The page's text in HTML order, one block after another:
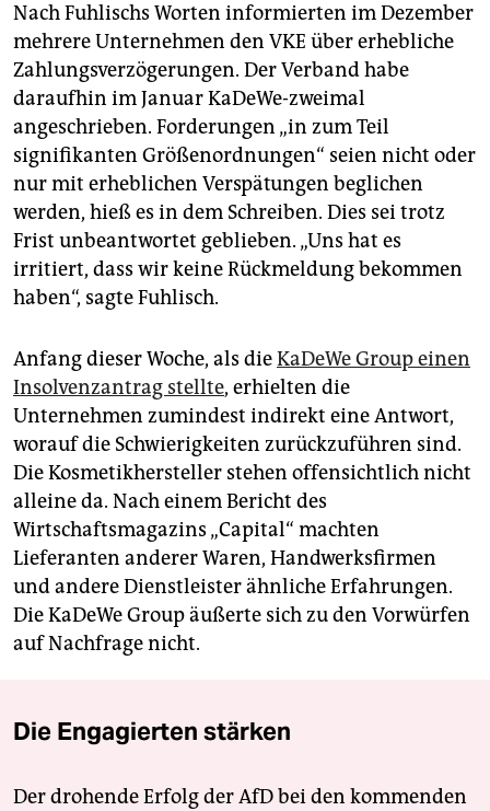
Nach Fuhlischs Worten informierten im Dezember
mehrere Unternehmen den VKE über erhebliche
Zahlungsverzögerungen. Der Verband habe
daraufhin im Januar KaDeWe-zweimal
angeschrieben. Forderungen „in zum Teil
signifikanten Größenordnungen“ seien nicht oder
nur mit erheblichen Verspätungen beglichen
werden, hieß es in dem Schreiben. Dies sei trotz
Frist unbeantwortet geblieben. „Uns hat es
irritiert, dass wir keine Rückmeldung bekommen
haben“, sagte Fuhlisch.
Anfang dieser Woche, als dieKaDeWe Group einen
Insolvenzantrag stellte, erhielten die
Unternehmen zumindest indirekt eine Antwort,
worauf die Schwierigkeiten zurückzuführen sind.
Die Kosmetikhersteller stehen offensichtlich nicht
alleine da. Nach einem Bericht des
Wirtschaftsmagazins „Capital“ machten
Lieferanten anderer Waren, Handwerksfirmen
und andere Dienstleister ähnliche Erfahrungen.
Die KaDeWe Group äußerte sich zu den Vorwürfen
auf Nachfrage nicht.
Die Engagierten stärken
Der drohende Erfolg der AfD bei den kommenden